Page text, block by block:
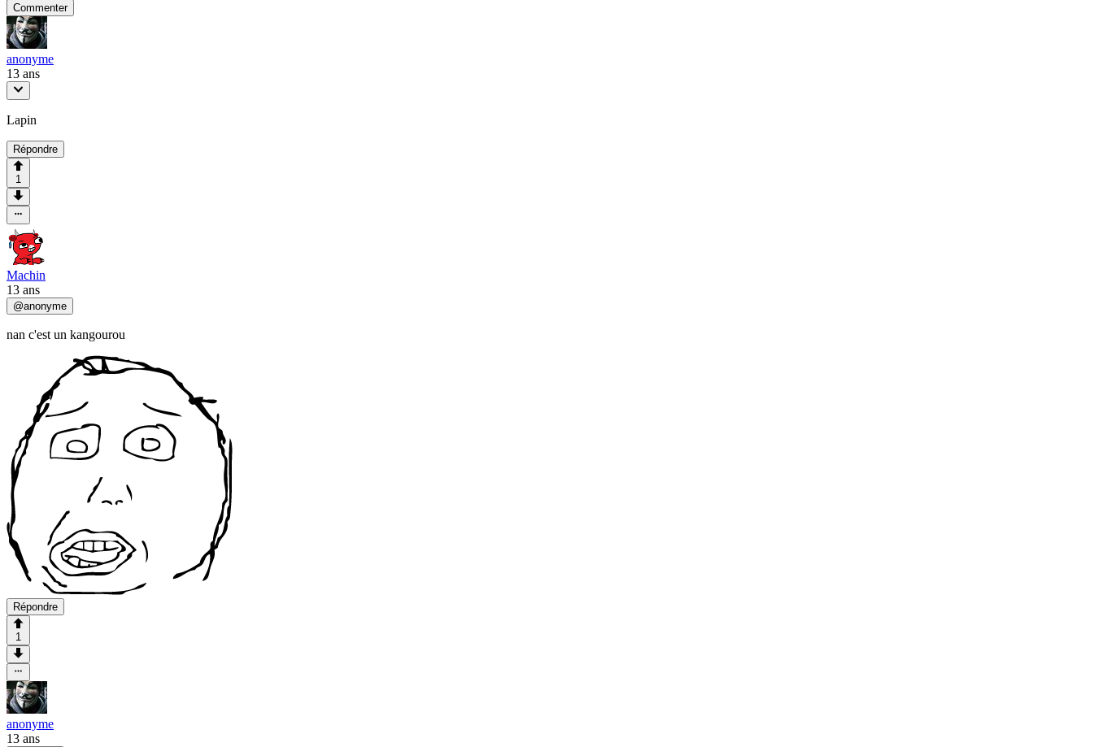
Commenter
anonyme
13 ans
Lapin
Répondre
1
Machin
13 ans
@anonyme
nan c'est un kangourou
Répondre
1
anonyme
13 ans